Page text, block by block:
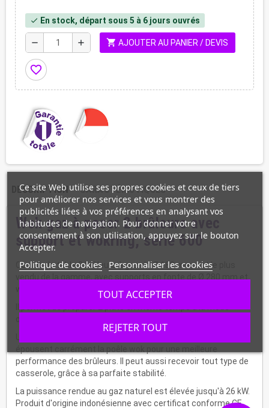
check En stock, départ sous 5 à 6 jours ouvrés
remove add shopping_cart AJOUTER AU PANIER / DEVIS
favorite_border
DESCRIPTION CARACTÉRISTIQUES
Wok gaz à poser 2 brûleurs avec
support et wokring, série 600
Ce wok de table 2 brûleurs à gaz de Ø 180 mm, est le plus
performance des brûleurs. Il peut aussi recevoir tout type de
casserole, grâce à sa parfaite stabilité.
La puissance rendue au gaz naturel est élevée jusqu'à 26 kW.
Produit d'origine indonésienne avec certificat conforme CE.
Ce site Web utilise ses propres cookies et ceux de tiers
pour améliorer nos services et vous montrer des
publicités liées à vos préférences en analysant vos
habitudes de navigation. Pour donner votre
consentement à son utilisation, appuyez sur le bouton
Accepter.
Politique de cookies Personnaliser les cookies
REJETER TOUT
TOUT ACCEPTER